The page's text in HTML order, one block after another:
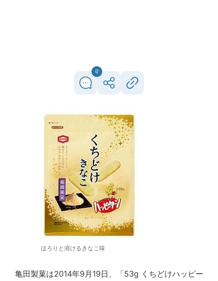
0
ほろりと溶けるきなこ味
亀田製菓は2014年9月19日、「53g くちどけハッピー